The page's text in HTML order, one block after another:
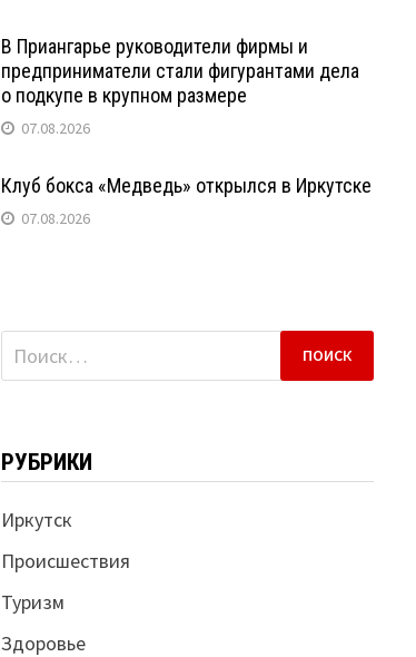
В Приангарье руководители фирмы и
предприниматели стали фигурантами дела
о подкупе в крупном размере
07.08.2026
Клуб бокса «Медведь» открылся в Иркутске
07.08.2026
Найти:
РУБРИКИ
Иркутск
Происшествия
Туризм
Здоровье